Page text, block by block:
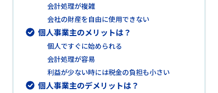
会計処理が複雑
会社の財産を自由に使用できない
個人事業主のメリットは？
個人ですぐに始められる
会計処理が容易
利益が少ない時には税金の負担も小さい
個人事業主のデメリットは？